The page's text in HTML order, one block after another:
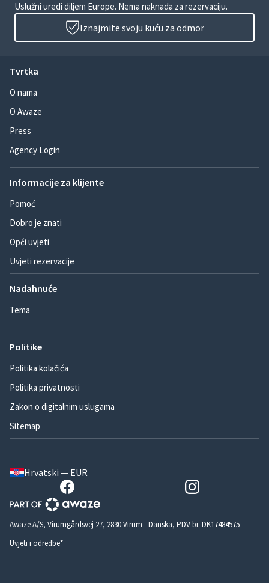
Uslužni uredi diljem Europe. Nema naknada za rezervaciju.
Iznajmite svoju kuću za odmor
Tvrtka
O nama
O Awaze
Press
Agency Login
Informacije za klijente
Pomoć
Dobro je znati
Opći uvjeti
Uvjeti rezervacije
Nadahnuće
Tema
Politike
Politika kolačića
Politika privatnosti
Zakon o digitalnim uslugama
Sitemap
Hrvatski — EUR
Awaze A/S, Virumgårdsvej 27, 2830 Virum - Danska, PDV br. DK17484575
Uvjeti i odredbe*